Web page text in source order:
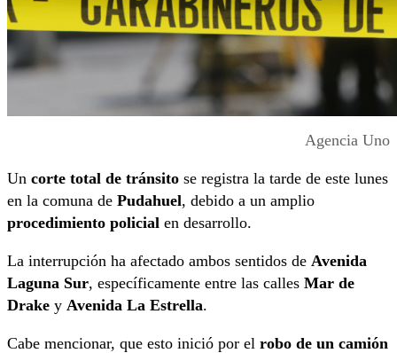
Agencia Uno
Un corte total de tránsito se registra la tarde de este lunes
en la comuna de Pudahuel, debido a un amplio
procedimiento policial en desarrollo.
La interrupción ha afectado ambos sentidos de Avenida
Laguna Sur, específicamente entre las calles Mar de
Drake y Avenida La Estrella.
Cabe mencionar, que esto inició por el robo de un camión